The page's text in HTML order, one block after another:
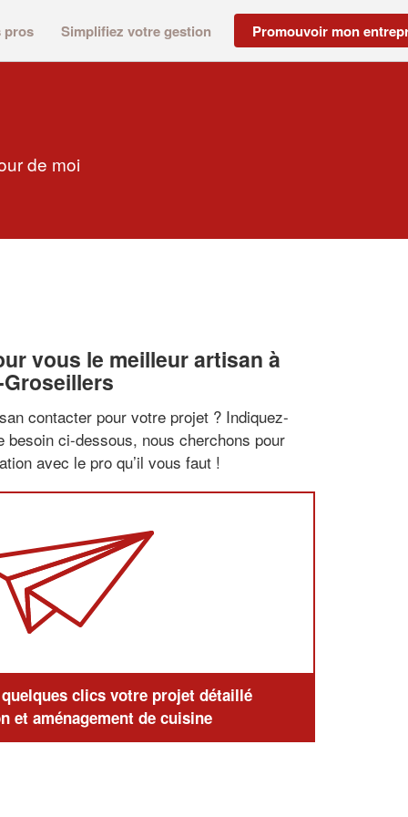
pros Simplifiez votre gestion Promouvoir mon
de moi
vous le meilleur artisan à
contacter pour votre projet ? Indiquez-
besoin ci-dessous, nous cherchons pour
avec le pro qu’il vous faut !
clics votre projet détaillé
et aménagement de cuisine